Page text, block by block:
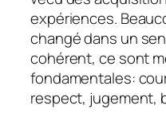
expériences.
changé dans un
cohérent, ce sont
fondamentales:
respect, jugement,